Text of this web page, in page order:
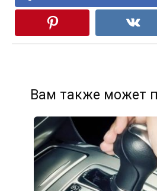
Вам также может